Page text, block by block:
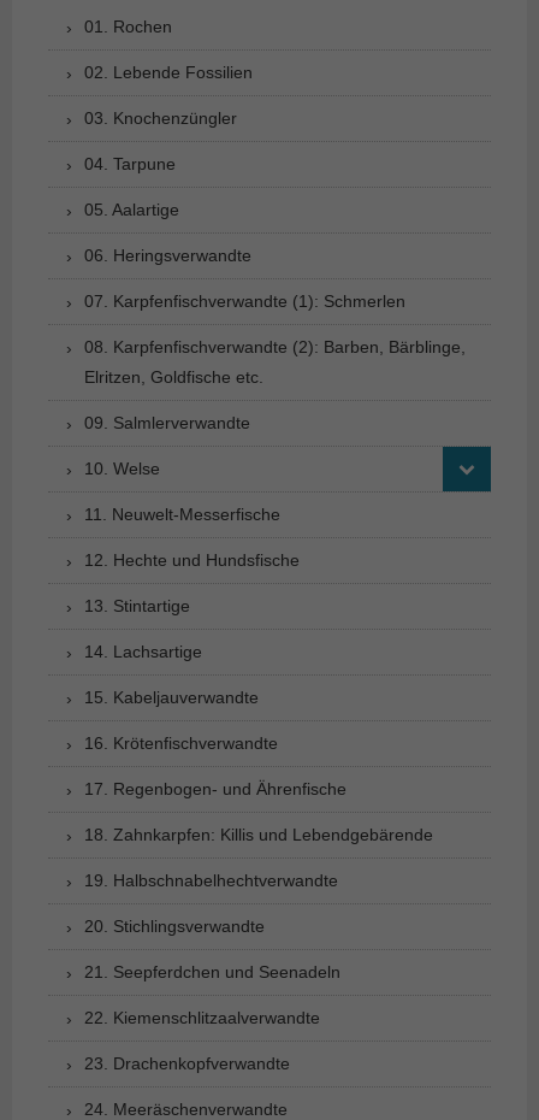
01. Rochen
02. Lebende Fossilien
03. Knochenzüngler
04. Tarpune
05. Aalartige
06. Heringsverwandte
07. Karpfenfischverwandte (1): Schmerlen
08. Karpfenfischverwandte (2): Barben, Bärblinge,
Elritzen, Goldfische etc.
09. Salmlerverwandte
10. Welse
11. Neuwelt-Messerfische
12. Hechte und Hundsfische
13. Stintartige
14. Lachsartige
15. Kabeljauverwandte
16. Krötenfischverwandte
17. Regenbogen- und Ährenfische
18. Zahnkarpfen: Killis und Lebendgebärende
19. Halbschnabelhechtverwandte
20. Stichlingsverwandte
21. Seepferdchen und Seenadeln
22. Kiemenschlitzaalverwandte
23. Drachenkopfverwandte
24. Meeräschenverwandte